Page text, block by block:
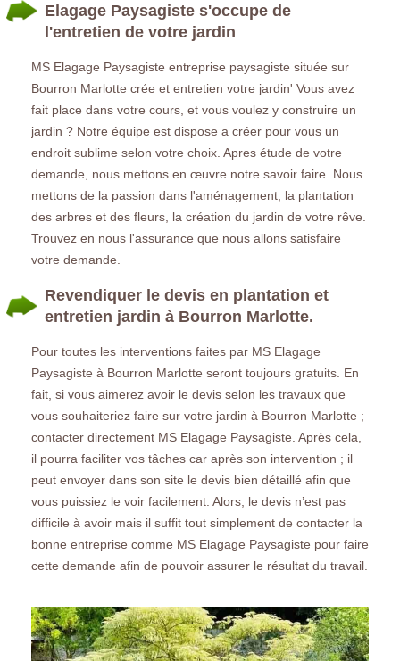
Elagage Paysagiste s'occupe de
l'entretien de votre jardin
MS Elagage Paysagiste entreprise paysagiste située sur
Bourron Marlotte crée et entretien votre jardin' Vous avez
fait place dans votre cours, et vous voulez y construire un
jardin ? Notre équipe est dispose a créer pour vous un
endroit sublime selon votre choix. Apres étude de votre
demande, nous mettons en œuvre notre savoir faire. Nous
mettons de la passion dans l'aménagement, la plantation
des arbres et des fleurs, la création du jardin de votre rêve.
Trouvez en nous l'assurance que nous allons satisfaire
votre demande.
Revendiquer le devis en plantation et
entretien jardin à Bourron Marlotte.
Pour toutes les interventions faites par MS Elagage
Paysagiste à Bourron Marlotte seront toujours gratuits. En
fait, si vous aimerez avoir le devis selon les travaux que
vous souhaiteriez faire sur votre jardin à Bourron Marlotte ;
contacter directement MS Elagage Paysagiste. Après cela,
il pourra faciliter vos tâches car après son intervention ; il
peut envoyer dans son site le devis bien détaillé afin que
vous puissiez le voir facilement. Alors, le devis n’est pas
difficile à avoir mais il suffit tout simplement de contacter la
bonne entreprise comme MS Elagage Paysagiste pour faire
cette demande afin de pouvoir assurer le résultat du travail.